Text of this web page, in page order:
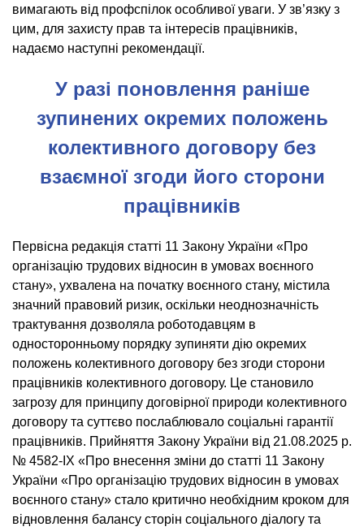
вимагають від профспілок особливої уваги. У зв’язку з
цим, для захисту прав та інтересів працівників,
надаємо наступні рекомендації.
У разі поновлення раніше
зупинених окремих положень
колективного договору без
взаємної згоди його сторони
працівників
Первісна редакція статті 11 Закону України «Про
організацію трудових відносин в умовах воєнного
стану», ухвалена на початку воєнного стану, містила
значний правовий ризик, оскільки неоднозначність
трактування дозволяла роботодавцям в
односторонньому порядку зупиняти дію окремих
положень колективного договору без згоди сторони
працівників колективного договору. Це становило
загрозу для принципу договірної природи колективного
договору та суттєво послаблювало соціальні гарантії
працівників. Прийняття Закону України від 21.08.2025 р.
№ 4582-IX «Про внесення зміни до статті 11 Закону
України «Про організацію трудових відносин в умовах
воєнного стану» стало критично необхідним кроком для
відновлення балансу сторін соціального діалогу та